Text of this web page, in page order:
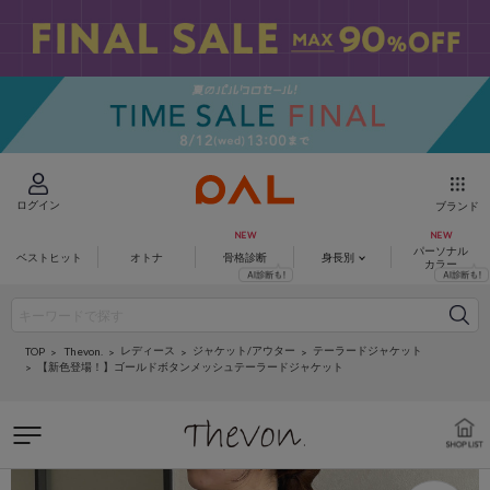
ログイン ブランド
ベストヒット オトナ 骨格診断 身長別
パーソナル
カラー
TOP Thevon. レディース ジャケット/アウター
テーラードジャケット
【新色登場！】ゴールドボタンメッシュテーラードジャケット